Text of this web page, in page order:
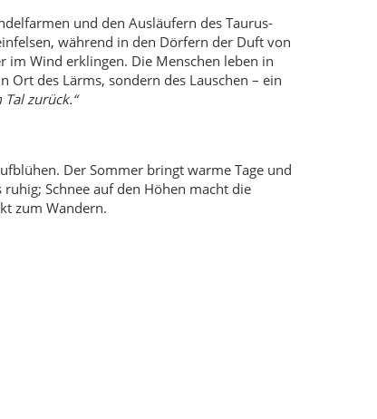
und den Ausläufern des Taurus-
während in den Dörfern der Duft von
im Wind erklingen. Die Menschen leben in
Ort des Lärms, sondern des Lauschen – ein
zurück.“
Der Sommer bringt warme Tage und
Schnee auf den Höhen macht die
zum Wandern.